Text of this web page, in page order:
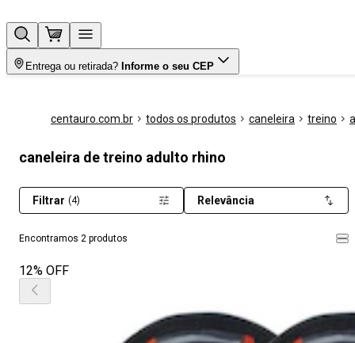
Entrega ou retirada? Informe o seu CEP
centauro.com.br todos os produtos caneleira treino
caneleira de treino adulto rhino
Encontramos 2 produtos
Filtrar (4) Relevância
12% OFF